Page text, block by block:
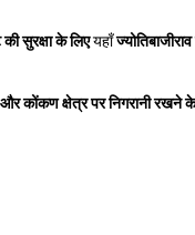
सुरक्षा के लिएयहाँ
कोंकण क्षेत्र पर निगरानी रखने के